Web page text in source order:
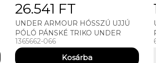
26.541 FT
UNDER ARMOUR HÓSSZÚ UJJÚ
PÓLÓ PÁNSKÉ TRIKO UNDER
ARMOUR UA QUALIFIER RUN 2.0
1/2 ZIP
1365662-066